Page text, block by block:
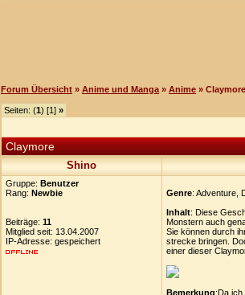
Forum Übersicht » Anime und Manga » Anime » Claymore
Seiten: (1) [1] »
Claymore
Shino
Gruppe: Benutzer
Rang: Newbie
Beiträge: 11
Mitglied seit: 13.04.2007
IP-Adresse: gespeichert
Genre: Adventure,
Inhalt: Diese
Monstern auch
Sie können durch
strecke bringen.
einer dieser
Bemerkung:Da